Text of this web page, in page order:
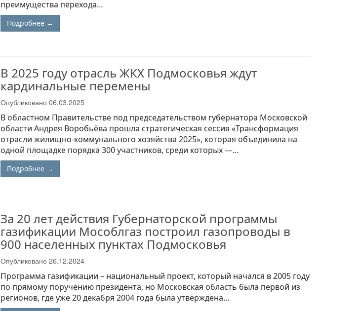
преимущества перехода…
Подробнее →
В 2025 году отрасль ЖКХ Подмосковья ждут
кардинальные перемены
Опубликовано 06.03.2025
В областном Правительстве под председательством губернатора Московской
области Андрея Воробьёва прошла стратегическая сессия «Трансформация
отрасли жилищно-коммунального хозяйства 2025», которая объединила на
одной площадке порядка 300 участников, среди которых —…
Подробнее →
За 20 лет действия Губернаторской программы
газификации Мособлгаз построил газопроводы в
900 населенных пунктах Подмосковья
Опубликовано 26.12.2024
Программа газификации – национальный проект, который начался в 2005 году
по прямому поручению президента, но Московская область была первой из
регионов, где уже 20 декабря 2004 года была утверждена…